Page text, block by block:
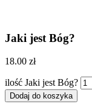
Jaki jest Bóg?
18.00 zł
ilość Jaki jest Bóg?
Dodaj do koszyka